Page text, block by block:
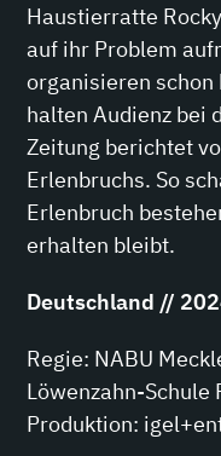
Haustierratte
auf ihr Problem
organisieren
halten Audienz bei
Zeitung berichtet
Erlenbruchs. So
Erlenbruch
erhalten bleibt.
Deutschland //
Regie: NABU
Löwenzahn-
Produktion: